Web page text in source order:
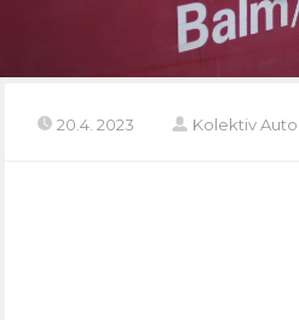
20.4. 2023 Kolektiv